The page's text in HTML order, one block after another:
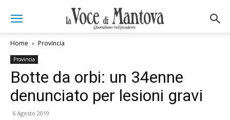
Home Provincia
Provincia
Botte da orbi: un 34enne
denunciato per lesioni gravi
6 Agosto 2019